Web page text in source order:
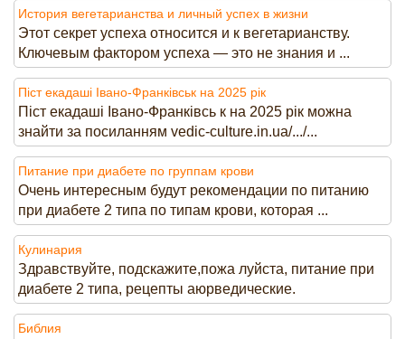
История вегетарианства и личный успех в жизни
Этот секрет успеха относится и к вегетарианству.
Ключевым фактором успеха — это не знания и ...
Піст екадаші Івано-Франківськ на 2025 рік
Піст екадаші Івано-Франківсь к на 2025 рік можна
знайти за посиланням vedic-culture.in.ua/.../...
Питание при диабете по группам крови
Очень интересным будут рекомендации по питанию
при диабете 2 типа по типам крови, которая ...
Кулинария
Здравствуйте, подскажите,пожа луйста, питание при
диабете 2 типа, рецепты аюрведические.
Библия